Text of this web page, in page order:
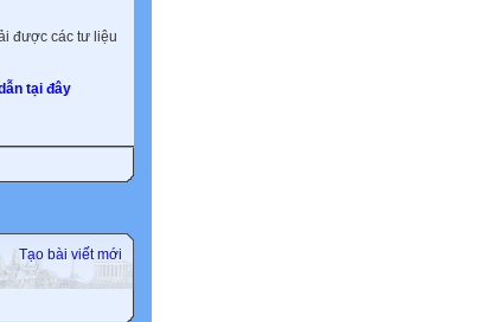
được các tư liệu
tại đây
Tạo bài viết mới